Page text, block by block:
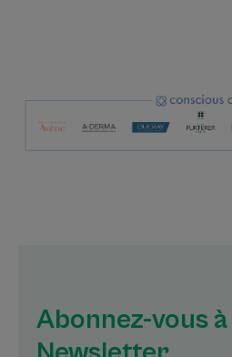
Abonnez-vous